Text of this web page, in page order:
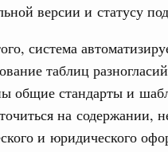
версии и статусу
система
таблиц
общие стандарты и
на содержании,
и юридического
сельских
Городская среда
заказчик»
более